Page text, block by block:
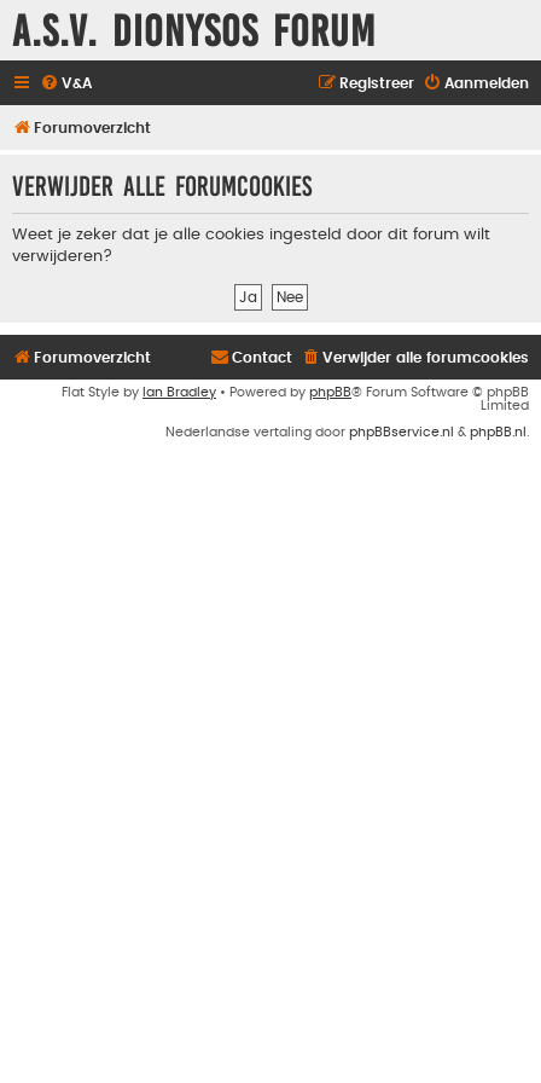
A.S.V. Dionysos Forum
V&A Aanmelden
Registreer
Forumoverzicht
Verwijder alle forumcookies
Weet je zeker dat je alle cookies ingesteld door dit forum wilt
verwijderen?
Forumoverzicht Verwijder alle forumcookies
Contact
Flat Style by Ian Bradley • Powered by phpBB® Forum Software © phpBB
Limited
Nederlandse vertaling door phpBBservice.nl & phpBB.nl